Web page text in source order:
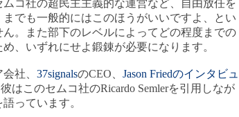
コ社の超民主主義的な運営など、自由放任を
でも一般的にはこのほうがいいですよ、とい
。また部下のレベルによってどの程度までの
、いずれにせよ鍛錬が必要になります。
社、 37signalsのCEO、 Jason Friedのインタビュ
はこのセムコ社のRicardo Semlerを引用しなが
っています。